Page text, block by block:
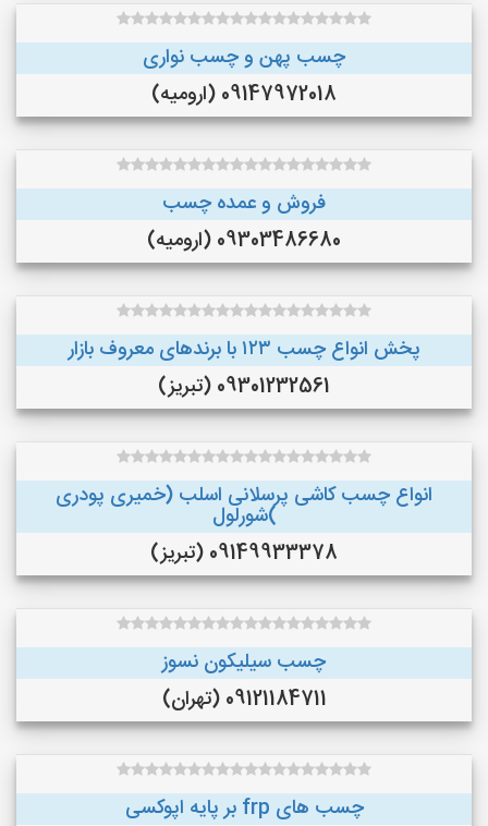
چسب پهن و چسب نواری
09147972018 (ارومیه)
فروش و عمده چسب
09303486680 (ارومیه)
پخش انواع چسب ۱۲۳ با برندهای معروف بازار
09301232561 (تبریز)
انواع چسب کاشی پرسلانی اسلب (خمیری پودری
)شورلول
09149933378 (تبریز)
چسب سیلیکون نسوز
09121184711 (تهران)
چسب های frp بر پایه اپوکسی